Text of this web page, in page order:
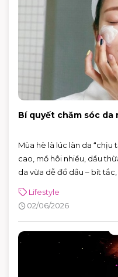
Bí quyết chăm sóc da
Mùa hè là lúc làn da “chịu
cao, mồ hôi nhiều, dầu
da vừa dễ đổ dầu – bít
đúng vài nguyên tắc: làm
chống nắng đúng cách và
Lifestyle
02/06/2026